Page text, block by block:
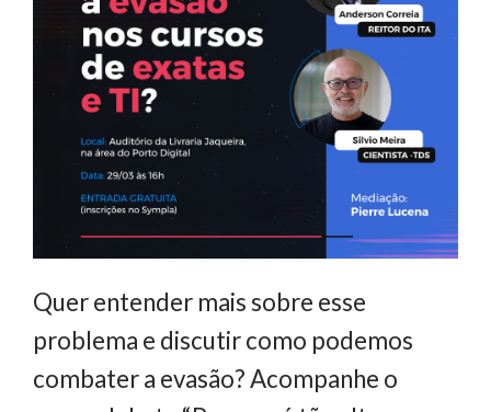
Quer entender mais sobre esse
problema e discutir como podemos
combater a evasão? Acompanhe o